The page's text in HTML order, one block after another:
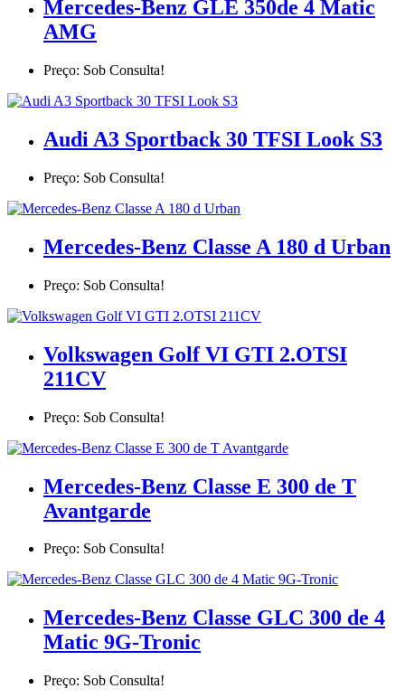
Mercedes-Benz GLE 350de 4 Matic
AMG
Preço: Sob Consulta!
Audi A3 Sportback 30 TFSI Look S3
Preço: Sob Consulta!
Mercedes-Benz Classe A 180 d Urban
Preço: Sob Consulta!
Volkswagen Golf VI GTI 2.OTSI
211CV
Preço: Sob Consulta!
Mercedes-Benz Classe E 300 de T
Avantgarde
Preço: Sob Consulta!
Mercedes-Benz Classe GLC 300 de 4
Matic 9G-Tronic
Preço: Sob Consulta!